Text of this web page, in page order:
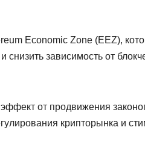
Economic Zone (EEZ),
зависимость от
от продвижения
крипторынка и